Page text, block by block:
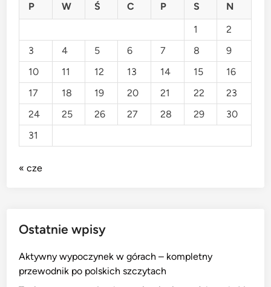
P
W Ś C P S
N
1
2
3
4 5 6 7 8
9
10
11 12 13 14 15
16
17
18 19 20 21 22
23
24
25 26 27 28 29
30
31
« cze
Ostatnie wpisy
Aktywny wypoczynek w górach – kompletny
przewodnik po polskich szczytach